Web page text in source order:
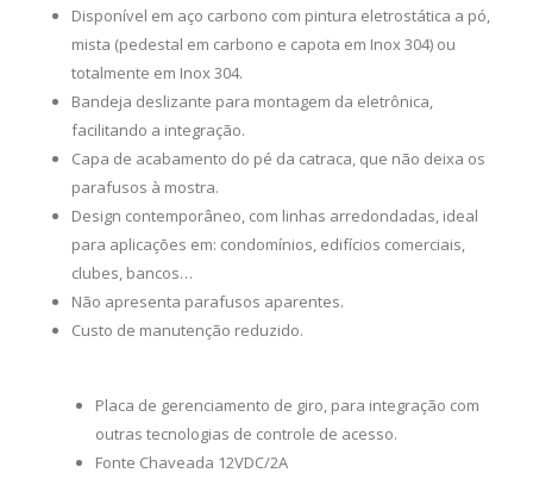
Disponível em aço carbono com pintura eletrostática a pó,
mista (pedestal em carbono e capota em Inox 304) ou
totalmente em Inox 304.
Bandeja deslizante para montagem da eletrônica,
facilitando a integração.
Capa de acabamento do pé da catraca, que não deixa os
parafusos à mostra.
Design contemporâneo, com linhas arredondadas, ideal
para aplicações em: condomínios, edifícios comerciais,
clubes, bancos…
Não apresenta parafusos aparentes.
Custo de manutenção reduzido.
Placa de gerenciamento de giro, para integração com
outras tecnologias de controle de acesso.
Fonte Chaveada 12VDC/2A